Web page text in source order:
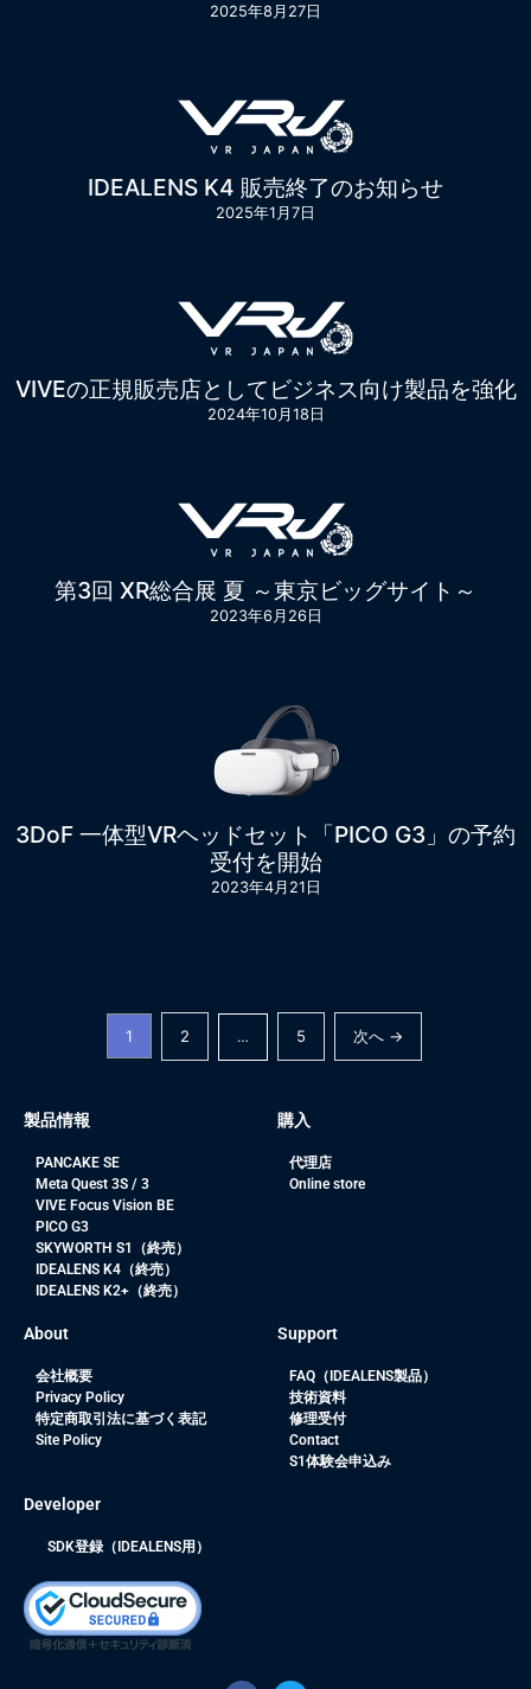
2025年8月27日
IDEALENS K4 販売終了のお知らせ
2025年1月7日
VIVEの正規販売店としてビジネス向け製品を強化
2024年10月18日
第3回 XR総合展 夏 ～東京ビッグサイト～
2023年6月26日
3DoF 一体型VRヘッドセット「PICO G3」の予約
受付を開始
2023年4月21日
1 2 … 5 次へ →
製品情報
PANCAKE SE
Meta Quest 3S / 3
VIVE Focus Vision BE
PICO G3
SKYWORTH S1（終売）
IDEALENS K4（終売）
IDEALENS K2+（終売）
購入
代理店
Online store
About
会社概要
Privacy Policy
特定商取引法に基づく表記
Site Policy
Support
FAQ（IDEALENS製品）
技術資料
修理受付
Contact
S1体験会申込み
Developer
SDK登録（IDEALENS用）